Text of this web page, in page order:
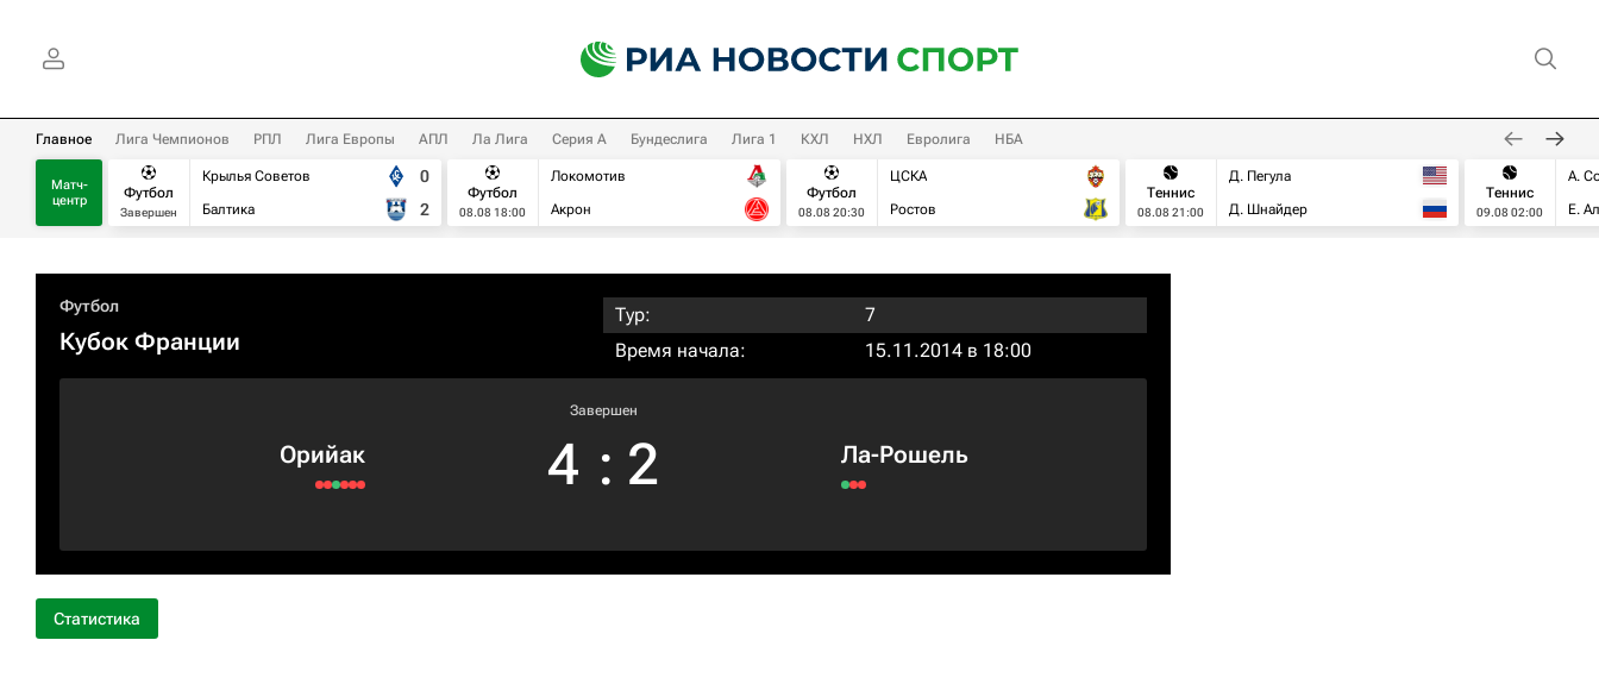
Главное Лига Чемпионов РПЛ Лига Европы АПЛ Ла Лига Серия А Бундеслига Лига 1 КХЛ НХЛ Евролига НБА
Матч-
центр
Футбол
Завершен
Крылья Советов
Балтика
0
2
Футбол
08.08 18:00
Локомотив
Акрон
Футбол
08.08 20:30
ЦСКА
Ростов
Теннис
08.08 21:00
Д. Пегула
Д. Шнайдер
Теннис
09.08 02:00
А.
Е.
Футбол
Кубок Франции
Тур:
7
Время начала:
15.11.2014 в 18:00
Орийак
Завершен
4 : 2 Ла-Рошель
Статистика